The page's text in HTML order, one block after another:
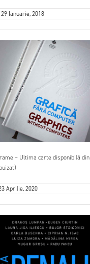
29 Ianuarie, 2018
– Ultima carte disponibilă
Aprilie, 2020